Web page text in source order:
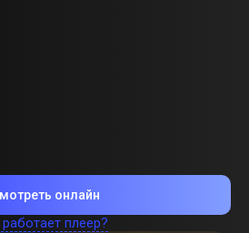
онлайн
плеер?